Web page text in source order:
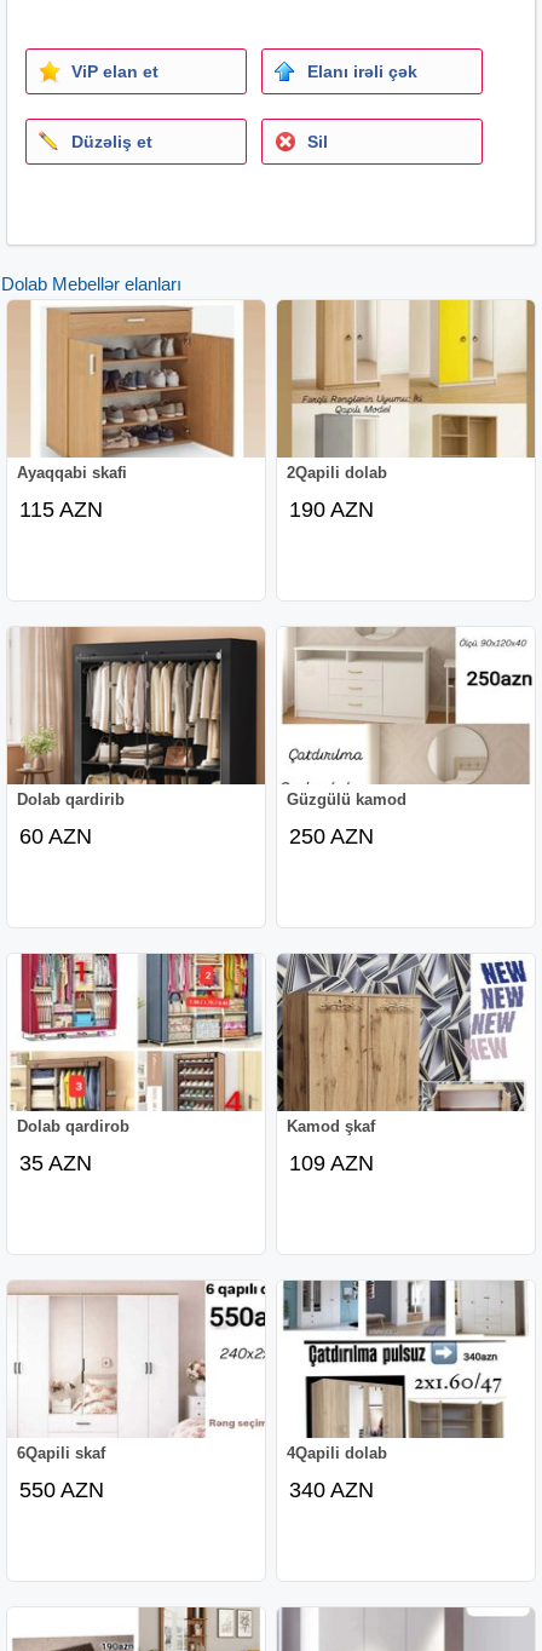
ViP elan et Elanı irəli çək
Düzəliş et Sil
Dolab Mebellər elanları
Ayaqqabi skafi
115 AZN
2Qapili dolab
190 AZN
Dolab qardirib
60 AZN
Güzgülü kamod
250 AZN
Dolab qardirob
35 AZN
Kamod şkaf
109 AZN
6Qapili skaf
550 AZN
4Qapili dolab
340 AZN